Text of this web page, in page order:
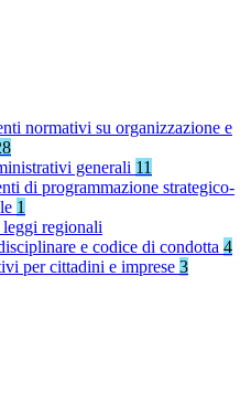
normativi su organizzazione e
generali 11
di programmazione strategico-
1
leggi regionali
e codice di condotta 4
per cittadini e imprese 3